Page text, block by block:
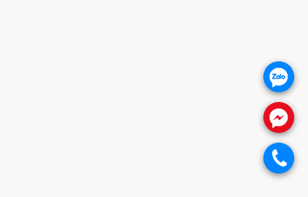
.
.
.